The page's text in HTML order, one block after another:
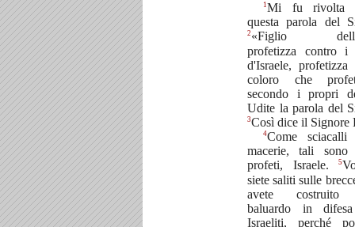
1Mi fu rivolta
questa parola del
2 «Figlio
profetizza contro i
d'Israele,
coloro che
secondo i propri
Udite la parola del
3Così dice il Signore
4Come
macerie, tali
profeti, Israele.5
siete saliti sulle
avete costruito
baluardo in
Israeliti, perché